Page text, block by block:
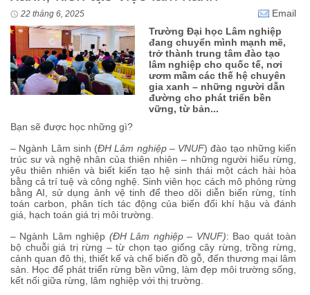
22 tháng 6, 2025
Email
Trường Đại học Lâm nghiệp
đang chuyển mình mạnh mẽ,
trở thành trung tâm đào tạo
lâm nghiệp cho quốc tế, nơi
ươm mầm các thế hệ chuyên
gia xanh – những người dẫn
đường cho phát triển bền
vững, từ bản...
Bạn sẽ được học những gì?
– Ngành Lâm sinh (ĐH Lâm nghiệp – VNUF) đào tạo những kiến
trúc sư và nghệ nhân của thiên nhiên – những người hiểu rừng,
yêu thiên nhiên và biết kiến tạo hệ sinh thái một cách hài hòa
bằng cả trí tuệ và công nghệ. Sinh viên học cách mô phỏng rừng
bằng AI, sử dụng ảnh vệ tinh để theo dõi diễn biến rừng, tính
toán carbon, phân tích tác động của biến đổi khí hậu và đánh
giá, hạch toán giá trị môi trường.
– Ngành Lâm nghiệp (ĐH Lâm nghiệp – VNUF): Bao quát toàn
bộ chuỗi giá trị rừng – từ chọn tạo giống cây rừng, trồng rừng,
cảnh quan đô thị, thiết kế và chế biến đồ gỗ, đến thương mại lâm
sản. Học để phát triển rừng bền vững, làm đẹp môi trường sống,
kết nối giữa rừng, lâm nghiệp với thị trường.